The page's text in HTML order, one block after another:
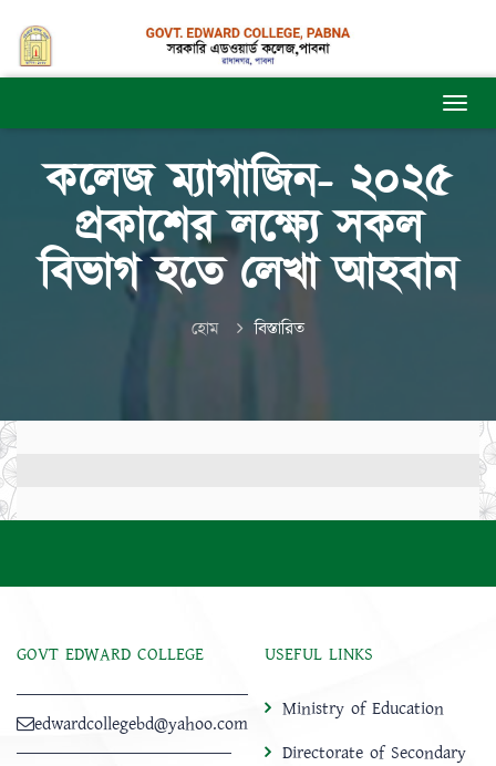
কলেজ ম্যাগাজিন- ২০২৫
প্রকাশের লক্ষ্যে সকল
বিভাগ হতে লেখা আহবান
হোম বিস্তারিত
GOVT EDWARD COLLEGE
edwardcollegebd@yahoo.com
USEFUL LINKS
Ministry of Education
Directorate of Secondary